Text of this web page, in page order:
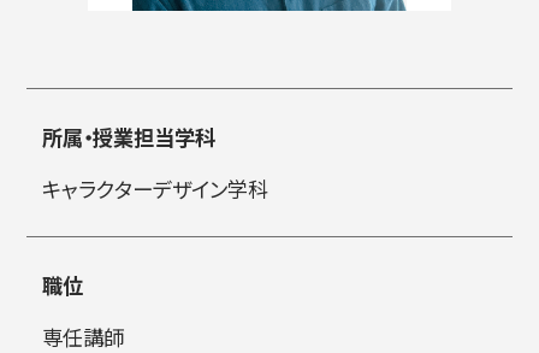
卒業生の方
所属・授業担当学科
キャラクターデザイン学科
職位
専任講師